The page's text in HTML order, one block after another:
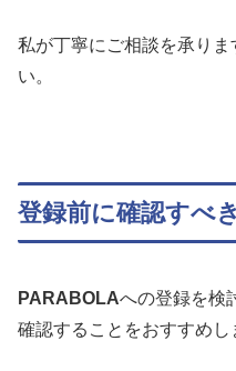
私が丁寧にご相談を承り
い。
登録前に確認すべ
PARABOLAへの登録を検
確認することをおすすめし